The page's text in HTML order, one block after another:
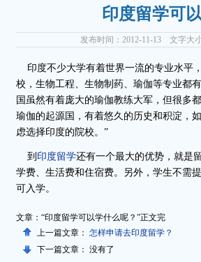
印度留学可
发布时间：2012-11-13 文字大
印度不少大学有着世界一流的专业水平
校，生物工程、生物制药、瑜伽等专业都
国虽然有着庞大的瑜伽教练大军，但很多
瑜伽的起源国，有着悠久的历史和积淀，
虑选择印度的院校。”
到 印度留学还有一个最大的优势，就是
学费、生活费和住宿费。另外，学生不需
可入学。
文章：“印度留学可以学什么呢？”正文完
上一篇文章： 怎样申请去印度留学？
下一篇文章： 没有了